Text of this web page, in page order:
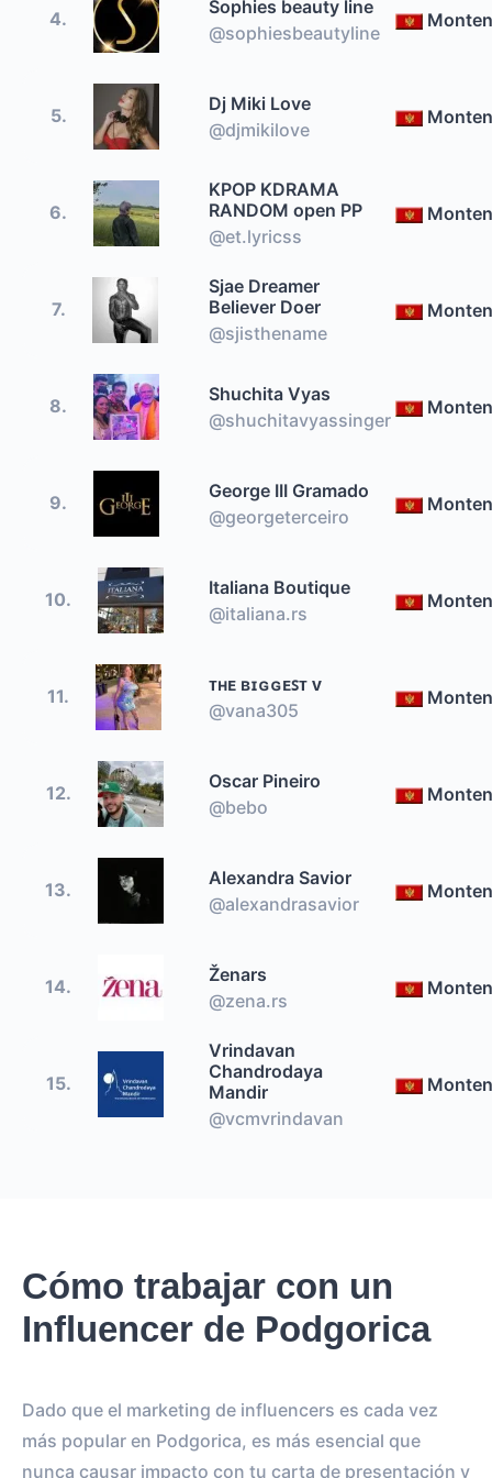
4.
Sophies beauty line
@sophiesbeautyline
5.
Dj Miki Love
@djmikilove
6.
KPOP KDRAMA
RANDOM open PP
@et.lyricss
7.
Sjae Dreamer
Believer Doer
@sjisthename
8.
Shuchita Vyas
@shuchitavyassinger
9.
George III Gramado
@georgeterceiro
10.
Italiana Boutique
@italiana.rs
11.
ᴛʜᴇ ʙɪɢɢᴇꜱᴛ ᴠ
@vana305
12.
Oscar Pineiro
@bebo
13.
Alexandra Savior
@alexandrasavior
14.
Ženars
@zena.rs
15.
Vrindavan
Chandrodaya
Mandir
@vcmvrindavan
Cómo trabajar con un
Influencer de Podgorica
Dado que el marketing de influencers es cada vez
más popular en Podgorica, es más esencial que
nunca causar impacto con tu carta de presentación y